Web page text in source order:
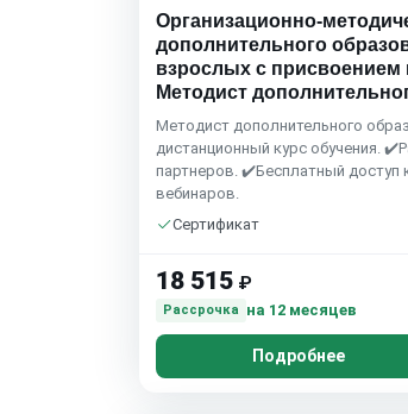
Организационно-
дополнительного
взрослых с присвоением
Методист
Методист дополнительного
дистанционный курс обучения.
партнеров. ✔️Бесплатный доступ
вебинаров.
Сертификат
18 515 ₽
Рассрочка на 12 месяцев
Подробнее